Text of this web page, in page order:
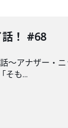
話！ #68
〜アナザー・
そも...